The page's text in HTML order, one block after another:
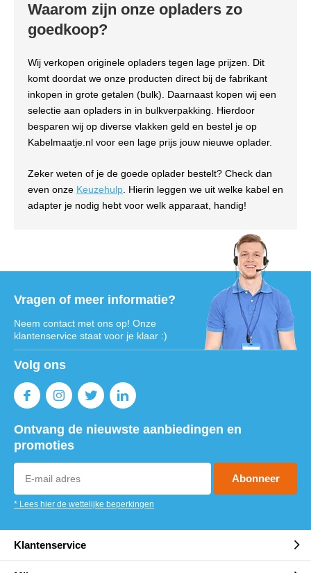
Waarom zijn onze opladers zo
goedkoop?
Wij verkopen originele opladers tegen lage prijzen. Dit
komt doordat we onze producten direct bij de fabrikant
inkopen in grote getalen (bulk). Daarnaast kopen wij een
selectie aan opladers in in bulkverpakking. Hierdoor
besparen wij op diverse vlakken geld en bestel je op
Kabelmaatje.nl voor een lage prijs jouw nieuwe oplader.
Zeker weten of je de goede oplader bestelt? Check dan
even onze Keuzehulp . Hierin leggen we uit welke kabel en
adapter je nodig hebt voor welk apparaat, handig!
Vragen of meer informatie?
Neem contact met ons op! Onze
klantenservice staat voor je klaar :)
Volg ons
Ontvang de nieuwste aanbiedingen en
promoties
Abonneer
* Lees hier de wettelijke beperkingen
Klantenservice